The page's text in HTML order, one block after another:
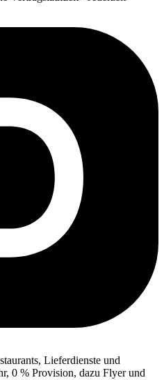
Lieferdienste und
0 % Provision, dazu Flyer und